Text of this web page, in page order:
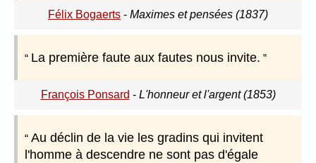
Félix Bogaerts - Maximes et pensées (1837)
La première faute aux fautes nous invite.
François Ponsard - L'honneur et l'argent (1853)
Au déclin de la vie les gradins qui invitent
l'homme à descendre ne sont pas d'égale